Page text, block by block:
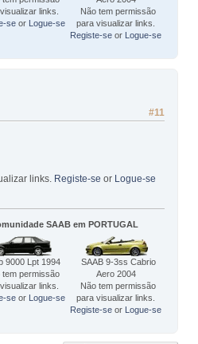
links.
se or Logue-se
Não tem permissão
para visualizar links.
Registe-se or Logue-se
#11
links. Registe-se or Logue-se
SAAB em PORTUGAL
9000 Lpt 1994
tem permissão
links.
se or Logue-se
SAAB 9-3ss Cabrio
Aero 2004
Não tem permissão
para visualizar links.
Registe-se or Logue-se